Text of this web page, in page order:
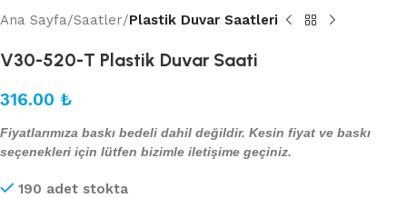
Ana Sayfa Saatler Plastik Duvar Saatleri
V30-520-T Plastik Duvar Saati
316.00 ₺
Fiyatlarımıza baskı bedeli dahil değildir. Kesin fiyat ve baskı
seçenekleri için lütfen bizimle iletişime geçiniz.
190 adet stokta